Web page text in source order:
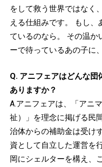
をして救う世界ではなく
える仕組みです。 もし
ているのなら。 その温か
ーで待っているあの子に
Q. アニフェアはどんな
ありますか？
A.アニフェアは、「アニ
祉）」を理念に掲げる民
治体からの補助金は受け
資として自立した運営を
岡にシェルターを構え、